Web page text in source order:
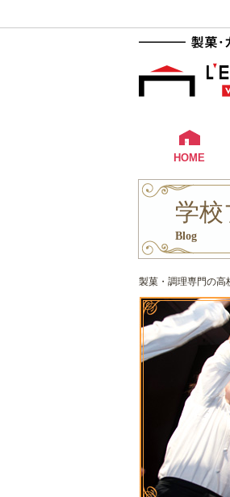
HOME
学校
Blog
製菓・調理専門の高